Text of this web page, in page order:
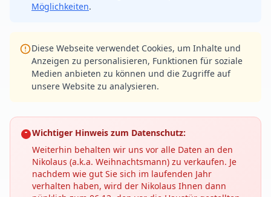
Möglichkeiten.
Diese Webseite verwendet Cookies, um Inhalte und
Anzeigen zu personalisieren, Funktionen für soziale
Medien anbieten zu können und die Zugriffe auf
unsere Website zu analysieren.
Wichtiger Hinweis zum Datenschutz:
Weiterhin behalten wir uns vor alle Daten an den
Nikolaus (a.k.a. Weihnachtsmann) zu verkaufen. Je
nachdem wie gut Sie sich im laufenden Jahr
verhalten haben, wird der Nikolaus Ihnen dann